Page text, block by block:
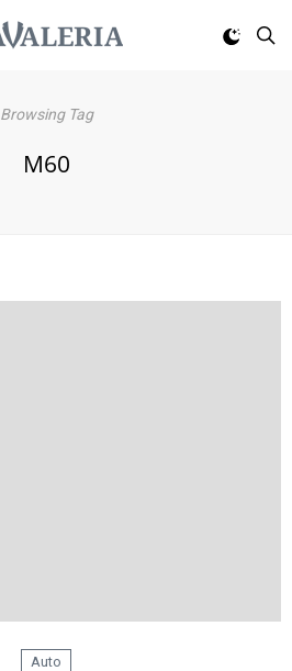
Browsing Tag
M60
Auto